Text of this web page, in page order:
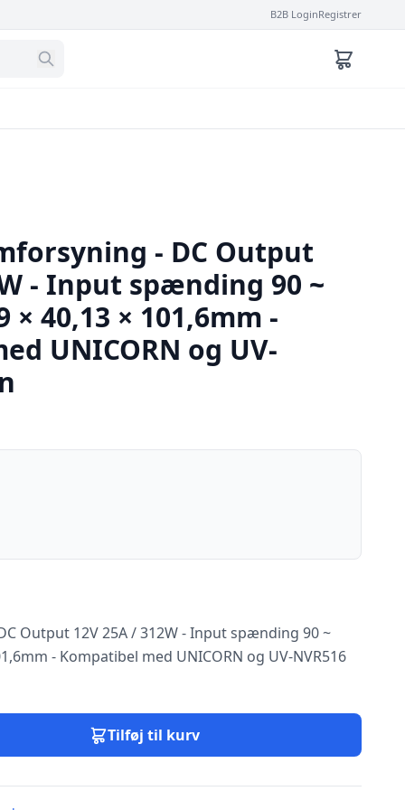
B2B LoginRegistrer
- DC Output
- Input spænding 90 ~
× 40,13 × 101,6mm -
UNICORN og UV-
Output 12V 25A / 312W - Input spænding 90 ~
- Kompatibel med UNICORN og UV-NVR516
Tilføj til kurv